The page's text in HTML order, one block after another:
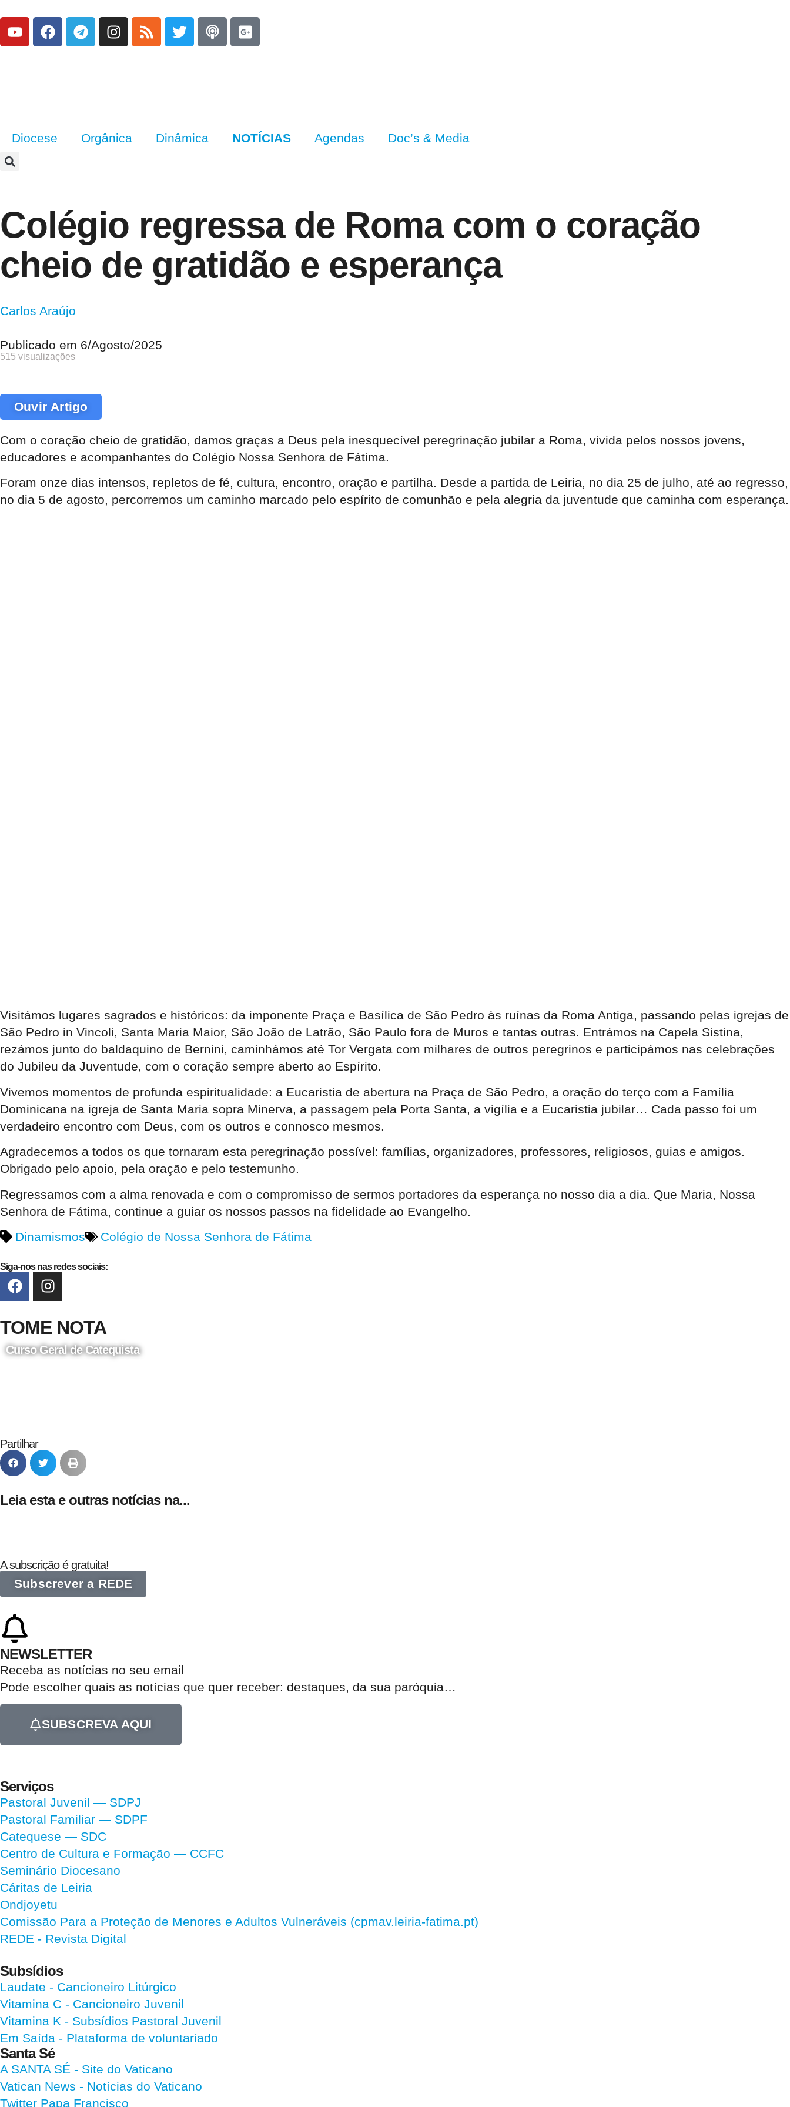
Diocese Orgânica Dinâmica NOTÍCIAS Agendas Doc’s & Media
Colégio regressa de Roma com o coração
cheio de gratidão e esperança
Carlos Araújo
Publicado em 6/Agosto/2025
515 visualizações
Ouvir Artigo
Com o coração cheio de gratidão, damos graças a Deus pela inesquecível peregrinação jubilar a Roma, vivida pelos nossos jovens,
educadores e acompanhantes do Colégio Nossa Senhora de Fátima.
Foram onze dias intensos, repletos de fé, cultura, encontro, oração e partilha. Desde a partida de Leiria, no dia 25 de julho, até ao regresso,
no dia 5 de agosto, percorremos um caminho marcado pelo espírito de comunhão e pela alegria da juventude que caminha com esperança.
Visitámos lugares sagrados e históricos: da imponente Praça e Basílica de São Pedro às ruínas da Roma Antiga, passando pelas igrejas de
São Pedro in Vincoli, Santa Maria Maior, São João de Latrão, São Paulo fora de Muros e tantas outras. Entrámos na Capela Sistina,
rezámos junto do baldaquino de Bernini, caminhámos até Tor Vergata com milhares de outros peregrinos e participámos nas celebrações
do Jubileu da Juventude, com o coração sempre aberto ao Espírito.
Vivemos momentos de profunda espiritualidade: a Eucaristia de abertura na Praça de São Pedro, a oração do terço com a Família
Dominicana na igreja de Santa Maria sopra Minerva, a passagem pela Porta Santa, a vigília e a Eucaristia jubilar… Cada passo foi um
verdadeiro encontro com Deus, com os outros e connosco mesmos.
Agradecemos a todos os que tornaram esta peregrinação possível: famílias, organizadores, professores, religiosos, guias e amigos.
Obrigado pelo apoio, pela oração e pelo testemunho.
Regressamos com a alma renovada e com o compromisso de sermos portadores da esperança no nosso dia a dia. Que Maria, Nossa
Senhora de Fátima, continue a guiar os nossos passos na fidelidade ao Evangelho.
Dinamismos
Colégio de Nossa Senhora de Fátima
Siga-nos nas redes sociais:
TOME NOTA
Curso Geral de Catequista
Partilhar
Leia esta e outras notícias na...
A subscrição é gratuita!
Subscrever a REDE
NEWSLETTER
Receba as notícias no seu email​
Pode escolher quais as notícias que quer receber: destaques, da sua paróquia…
SUBSCREVA AQUI
Serviços
Pastoral Juvenil — SDPJ
Pastoral Familiar — SDPF
Catequese — SDC
Centro de Cultura e Formação — CCFC
Seminário Diocesano
Cáritas de Leiria
Ondjoyetu
Comissão Para a Proteção de Menores e Adultos Vulneráveis (cpmav.leiria-fatima.pt)
REDE - Revista Digital
Subsídios
Laudate - Cancioneiro Litúrgico
Vitamina C - Cancioneiro Juvenil
Vitamina K - Subsídios Pastoral Juvenil
Em Saída - Plataforma de voluntariado
Santa Sé
A SANTA SÉ - Site do Vaticano
Vatican News - Notícias do Vaticano
Twitter Papa Francisco